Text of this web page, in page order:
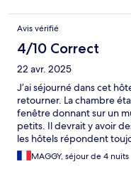
Avis vérifié
4/10 Correct
22 avr. 2025
J’ai séjourné dans cet
retourner. La chambre
fenêtre donnant sur un
petits. Il devrait y avoir
les hôtels répondent
MAGGY, séjour de 4 nuits